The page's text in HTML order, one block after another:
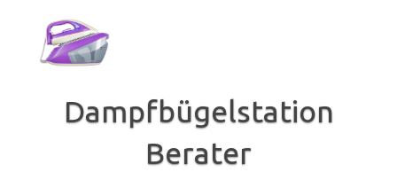
springen
Dampfbügelstation
Berater